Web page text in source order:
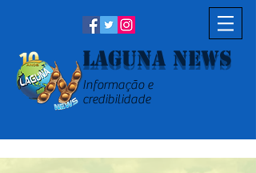
Laguna News
Informação e
credibilidade